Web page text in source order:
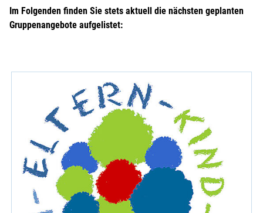
Im Folgenden finden Sie stets aktuell die nächsten geplanten
Gruppenangebote aufgelistet: